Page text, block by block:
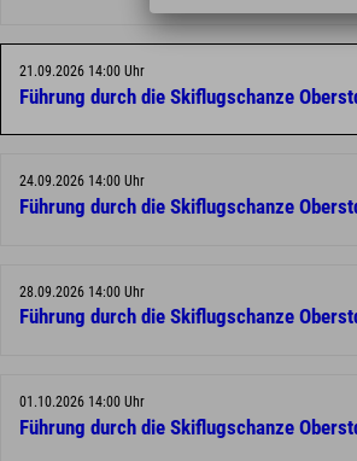
21.09.2026 14:00 Uhr
Führung durch die Skiflugschanze
24.09.2026 14:00 Uhr
Führung durch die Skiflugschanze
28.09.2026 14:00 Uhr
Führung durch die Skiflugschanze
01.10.2026 14:00 Uhr
Führung durch die Skiflugschanze